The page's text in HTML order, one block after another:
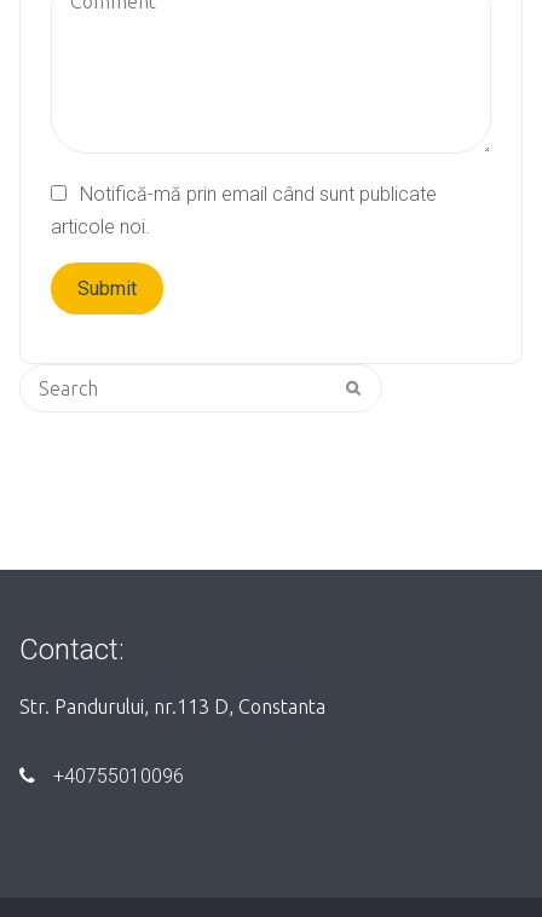
Notifică-mă prin email când sunt publicate
articole noi.
Search
Contact:
Str. Pandurului, nr.113 D, Constanta
+40755010096